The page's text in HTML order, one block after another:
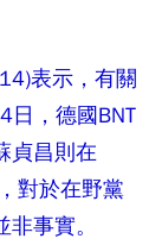
表示，有關
日，德國BNT
貞昌則在
對於在野黨
事實。